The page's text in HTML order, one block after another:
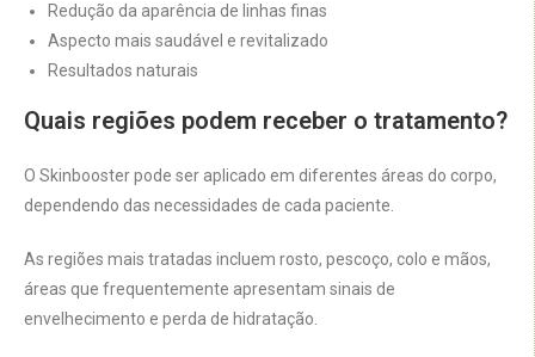
Redução da aparência de linhas finas
Aspecto mais saudável e revitalizado
Resultados naturais
Quais regiões podem receber o tratamento?
O Skinbooster pode ser aplicado em diferentes áreas do corpo,
dependendo das necessidades de cada paciente.
As regiões mais tratadas incluem rosto, pescoço, colo e mãos,
áreas que frequentemente apresentam sinais de
envelhecimento e perda de hidratação.